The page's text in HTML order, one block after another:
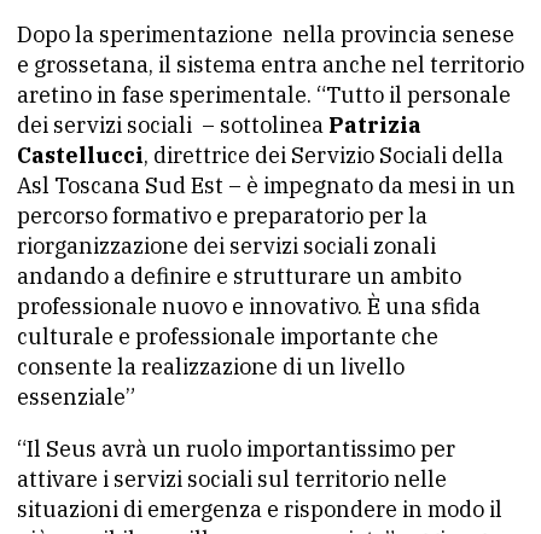
Dopo la sperimentazione nella provincia senese
e grossetana, il sistema entra anche nel territorio
aretino in fase sperimentale. “Tutto il personale
dei servizi sociali – sottolinea Patrizia
Castellucci, direttrice dei Servizio Sociali della
Asl Toscana Sud Est – è impegnato da mesi in un
percorso formativo e preparatorio per la
riorganizzazione dei servizi sociali zonali
andando a definire e strutturare un ambito
professionale nuovo e innovativo. È una sfida
culturale e professionale importante che
consente la realizzazione di un livello
essenziale”
“Il Seus avrà un ruolo importantissimo per
attivare i servizi sociali sul territorio nelle
situazioni di emergenza e rispondere in modo il